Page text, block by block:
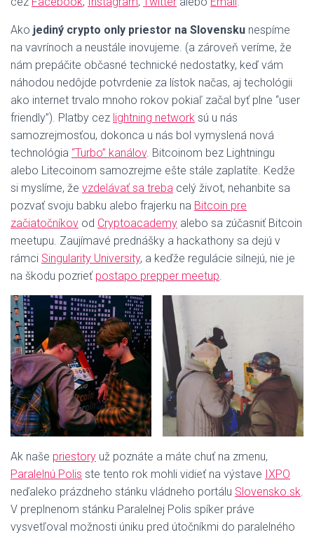
Ako jediný crypto only priestor na Slovensku nespíme
na vavrínoch a neustále inovujeme. (a zároveň veríme, že
nám prepáčite občasné technické nedostatky, keď vám
náhodou nedôjde potvrdenie za lístok načas, aj techológii
ako internet trvalo mnoho rokov pokiaľ začal byť plne “user
friendly”). Platby cez lightning network sú u nás
samozrejmosťou, dokonca u nás bol vymyslená nová
technológia “Turbo” kanálov. Bitcoinom bez Lightningu
alebo Litecoinom samozrejme ešte stále zaplatíte. Kedže
si myslíme, že vzdelávať sa treba celý život, nehanbite sa
pozvať svoju babku alebo frajerku na Bitcoin pre
začiatočníkov od Cryptoacademy alebo sa zúčasniť Bitcoin
meetupu. Zaujímavé prednášky a hackathony sa dejú v
rámci Singularity University, a keďže regulácie silnejú, nie je
na škodu pozrieť postapo prepper meetup.
Ak naše priestory už poznáte a máte chuť na zmenu,
Paralelnú Polis ste tento rok mohli vidieť na výstave IXPO
neďaleko prázdneho stánku vládneho portálu Slovensko.sk.
V preplnenom stánku Paralelnej Polis spíker práve
vysvetľoval možnosti úniku pred útočníkmi do paralelného